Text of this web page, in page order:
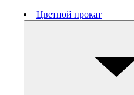
Цветной прокат